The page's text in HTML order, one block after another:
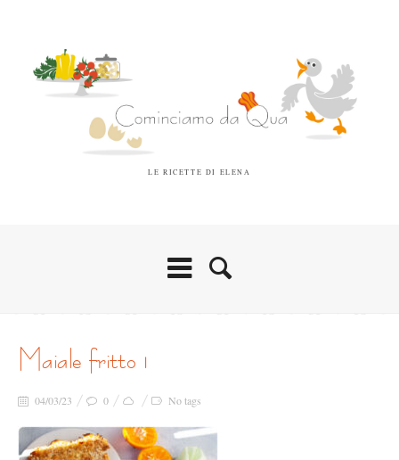
LE RICETTE DI ELENA
maiale fritto 1
04/03/23 0 No tags